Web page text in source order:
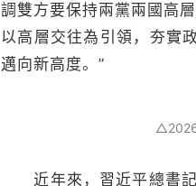
調雙方要保持兩黨兩國高
以高層交往為引領，夯實
邁向新高度。”
△2026
近年來，習近平總書記